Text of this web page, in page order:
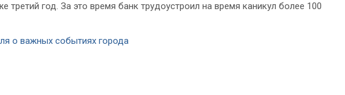
третий год. За это время банк трудоустроил на время каникул более 100
о важных событиях города